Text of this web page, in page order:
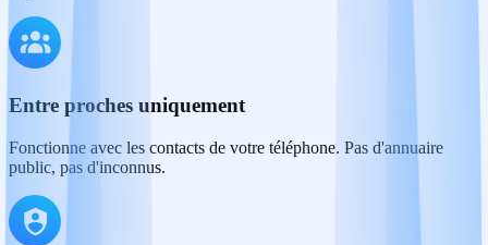
Entre proches uniquement
Fonctionne avec les contacts de votre téléphone. Pas d'annuaire
public, pas d'inconnus.